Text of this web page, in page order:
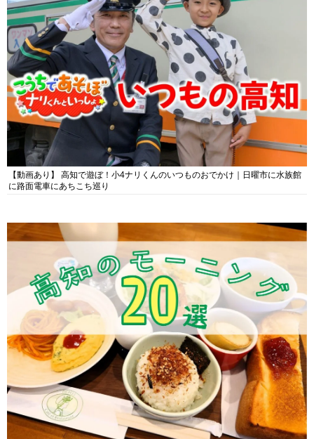
【動画あり】 高知で遊ぼ！小4ナリくんのいつものおでかけ｜日曜市に水族館
に路面電車にあちこち巡り